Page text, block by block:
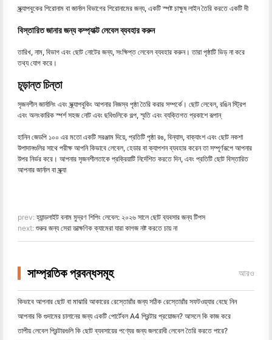
স্ক্র্যাপবুকের শিরোনাম বা জার্নাল বিভাগের শিরোনামের জন্য, একটি স্পষ্ট চাক্ষুষ লাইন তৈরি করতে একটি দী
বিস্তারিত জানার জন্য কম্প্যাক্ট লেবেল ব্যবহার করুন
তারিখ, নাম, বিভাগ এবং ছোট নোটের জন্য, সংক্ষিপ্ত লেবেল ব্যবহার করুন। তারা পৃষ্ঠাটি ভিড় না করে
তথ্য যোগ করে।
চূড়ান্ত চিন্তা
সৃজনশীল জার্নালিং এবং স্ক্র্যাপবুকিং আপনার নিজস্ব পৃষ্ঠা তৈরি করার সম্পর্কে। ছোট লেবেল, রঙিন স্ট্রিপ
এবং অলংকারিক স্পর্শ সহজ নোট এবং ছবিগুলিকে গল্প, স্মৃতি এবং ব্যক্তিগত প্রকাশে রূপান্
হানিন জেডপি ১০০ এর মতো একটি সরঞ্জাম দিয়ে, প্রতিটি পৃষ্ঠা রঙ, বিন্যাস, বাক্যাংশ এবং ছোট নকশা
উপাদানগুলির সাথে পরীক্ষ আপনি কিভাবে লেবেল, হেডার বা ক্যাপশন ব্যবহার করেন তা সম্পূর্ণরূপে আপনার
উপর নির্ভর করে। আপনার সৃজনশীলতাকে প্রক্রিয়াটি নির্দেশিত করতে দিন, এবং প্রতিটি ছোট বিস্তারিত
আপনার জার্নাল বা স্ক্র্যা
prev:হ্যান্ডলাইট বনাম মুদ্রণ শিপিং লেবেল: ২০২৬ সালে ছোট ব্যবসার জন্য টিপস
next: শুরুর জন্য সেরা তাত্ক্ষণিক ক্যামেরা যারা কাগজ নষ্ট করতে চায় না
সাম্প্রতিক প্রবন্ধসমূহ আরও
কিভাবে আপনার ছোট বা মাঝারি আকারের রেস্তোরাঁর জন্য সঠিক রেস্তোরাঁর সফটওয়্যার বেছে নিন
আপনার কি গুদামের চালানের জন্য একটি পোর্টেবল A4 প্রিন্টার প্রয়োজন? আসলে কি কাজ করে
তাপীয় লেবেল প্রিন্টারগুলি কি ছোট ব্যবসায়ের পণ্যের জন্য জলরোধী লেবেল তৈরি করতে পারে?